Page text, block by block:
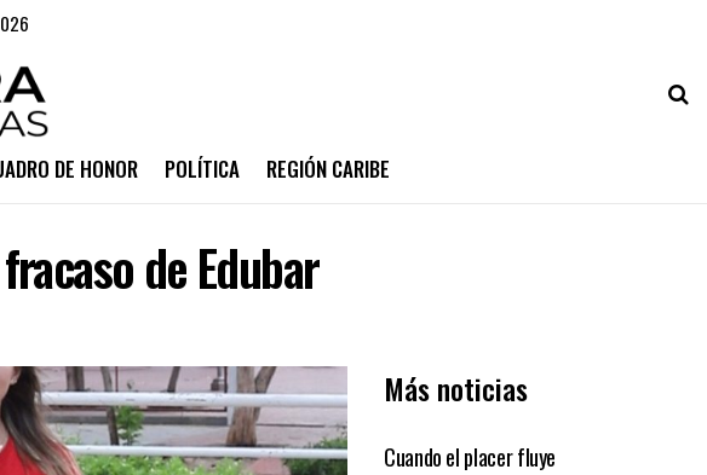
DE HONOR POLÍTICA REGIÓN CARIBE
de Edubar
Más noticias
COLUMNA DE OPINIÓN
Cuando el placer fluye